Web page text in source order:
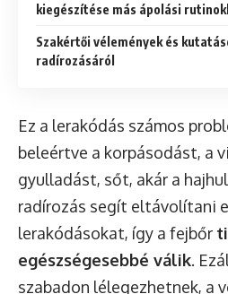
kiegészítése más ápolási
Szakértői vélemények és
radírozásáról
Ez a lerakódás számos
beleértve a korpásodást, a
gyulladást, sőt, akár a
radírozás segít eltávolítani
lerakódásokat, így a fejbőr
egészségesebbé válik.
szabadon lélegezhetnek, a